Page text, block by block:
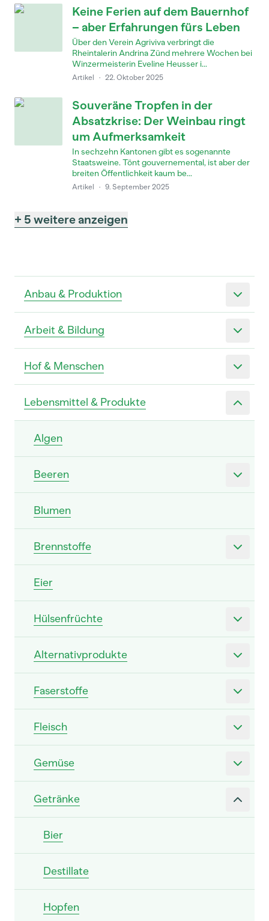
Anbau & Produktion
Arbeit & Bildung
Hof & Menschen
Lebensmittel & Produkte
Algen
Beeren
Blumen
Brennstoffe
Eier
Hülsenfrüchte
Alternativprodukte
Faserstoffe
Fleisch
Gemüse
Getränke
Bier
Destillate
Hopfen
Keine Ferien auf dem Bauernhof
– aber Erfahrungen fürs Leben
Über den Verein Agriviva verbringt die
Rheintalerin Andrina Zünd mehrere Wochen bei
Winzermeisterin Eveline Heusser i...
Artikel · 22. Oktober 2025
Souveräne Tropfen in der
Absatzkrise: Der Weinbau ringt
um Aufmerksamkeit
In sechzehn Kantonen gibt es sogenannte
Staatsweine. Tönt gouvernemental, ist aber der
breiten Öffentlichkeit kaum be...
Artikel · 9. September 2025
+ 5 weitere anzeigen